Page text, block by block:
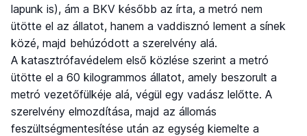
lapunk is), ám a BKV később az írta, a metró nem
ütötte el az állatot, hanem a vaddisznó lement a sínek
közé, majd behúzódott a szerelvény alá.
A katasztrófavédelem első közlése szerint a metró
ütötte el a 60 kilogrammos állatot, amely beszorult a
metró vezetőfülkéje alá, végül egy vadász lelőtte. A
szerelvény elmozdítása, majd az állomás
feszültségmentesítése után az egység kiemelte a